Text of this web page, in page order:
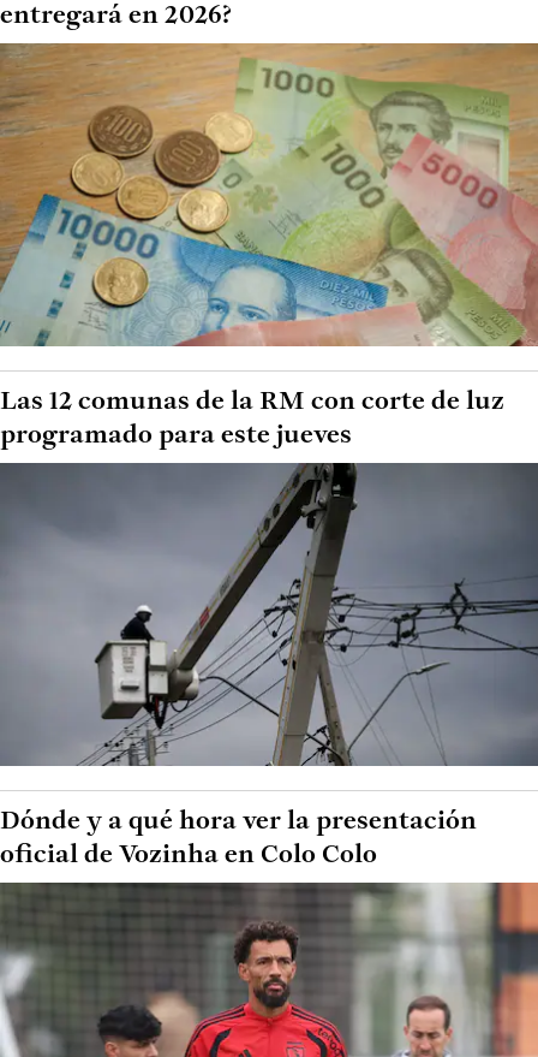
entregará en 2026?
Las 12 comunas de la RM con corte de luz
programado para este jueves
Dónde y a qué hora ver la presentación
oficial de Vozinha en Colo Colo